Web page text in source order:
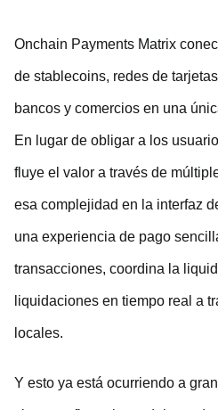
Onchain Payments Matrix
de stablecoins, redes de
bancos y comercios en una
En lugar de obligar a los
fluye el valor a través de
esa complejidad en la interfaz
una experiencia de pago
transacciones, coordina la
liquidaciones en tiempo real a
locales.
Y esto ya está ocurriendo a